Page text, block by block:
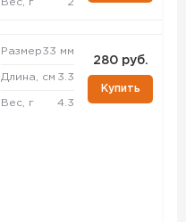
Вес, г 2
Размер33 мм
Длина, см 3.3
Вес, г 4.3
280 руб.
Купить